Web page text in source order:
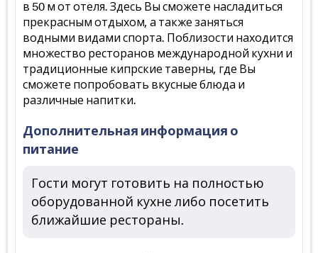
в 50 м от отеля. Здесь Вы сможете насладиться
прекрасным отдыхом, а также заняться
водными видами спорта. Поблизости находится
множество ресторанов международной кухни и
традиционные кипрские таверны, где Вы
сможете попробовать вкусные блюда и
различные напитки.
Дополнительная информация о
питание
Гости могут готовить на полностью
оборудованной кухне либо посетить
ближайшие рестораны.